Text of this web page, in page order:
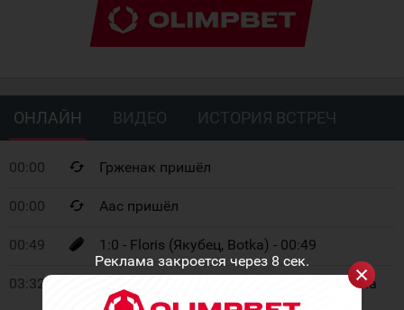
Реклама закроется через 8 сек.
ОНЛАЙН ВИДЕО ИСТОРИЯ ВСТРЕЧ
00:00 Грженак пришёл
00:00 Аас пришёл
00:49 1:0 - Floris (Якубец, Botka) - 00:49
03:32
Удаление. Ozogany. Задержка соперника
руками. 2 мин.